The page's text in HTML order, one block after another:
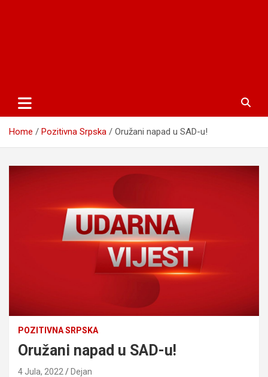
Home Pozitivna Srpska Oružani napad u SAD-u!
POZITIVNA SRPSKA
Oružani napad u SAD-u!
4 Jula, 2022 Dejan